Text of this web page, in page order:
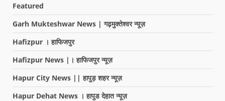
Featured
Garh Mukteshwar News | गढ़मुक्तेश्वर न्यूज़
Hafizpur । हाफिजपुर
Hafizpur News |। हाफिजपुर न्यूज़
Hapur City News || हापुड़ शहर न्यूज़
Hapur Dehat News । हापुड देहात न्यूज़